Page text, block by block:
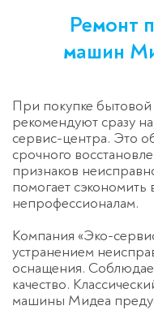
Ремонт
машин
При покупке бытовой
рекомендуют сразу
сервис-центра. Это
срочного
признаков
помогает
непрофессионалам.
Компания «Эко-
устранением
оснащения.
качество.
машины Мидеа